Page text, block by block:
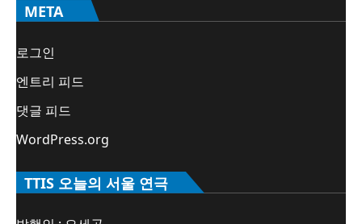
META
로그인
엔트리 피드
댓글 피드
WordPress.org
TTIS 오늘의 서울 연극